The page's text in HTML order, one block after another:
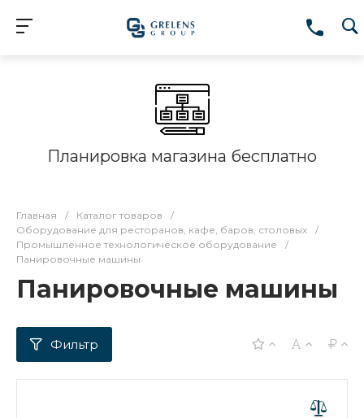
Планировка магазина бесплатно
Главная / Каталог товаров
/
Оборудование для ресторанов, кафе, баров, столовых
/
Промышленное технологическое оборудование
/
Панировочные машины
Панировочные машины